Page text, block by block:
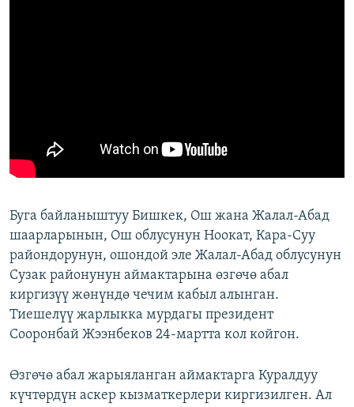
Буга байланыштуу Бишкек, Ош жана Жалал-Абад
шаарларынын, Ош облусунун Ноокат, Кара-Суу
райондорунун, ошондой эле Жалал-Абад облусунун
Сузак районунун аймактарына өзгөчө абал
киргизүү жөнүндө чечим кабыл алынган.
Тиешелүү жарлыкка мурдагы президент
Сооронбай Жээнбеков 24-мартта кол койгон.
Өзгөчө абал жарыяланган аймактарга Куралдуу
күчтөрдүн аскер кызматкерлери киргизилген. Ал